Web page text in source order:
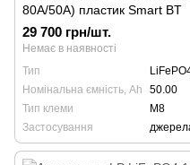
80A/50А) пластик Smart BT
29 700 грн/шт.
Немає в наявності
Тип
Номінальна ємність, Ah
50.00
Тип клеми
М8
Застосування